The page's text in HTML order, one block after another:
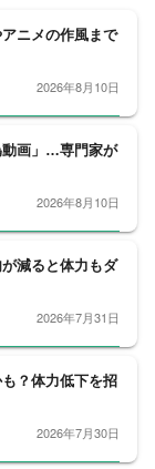
。著書に、小泉
は、ワインが
ーズ）、「つく
ニメの作風まで
2026年8月10日
動画」…専門家が
2026年8月10日
減ると体力もダ
2026年7月31日
？体力低下を招
2026年7月30日